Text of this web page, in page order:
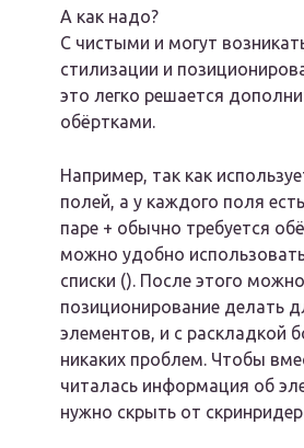
А как надо?
С чистыми и могут
стилизации и
это легко решается
обёртками.
Например, так как
полей, а у каждого поля
паре + обычно требуется
можно удобно
списки (). После этого
позиционирование делать
элементов, и с раскладкой
никаких проблем. Чтобы
читалась информация об
нужно скрыть от